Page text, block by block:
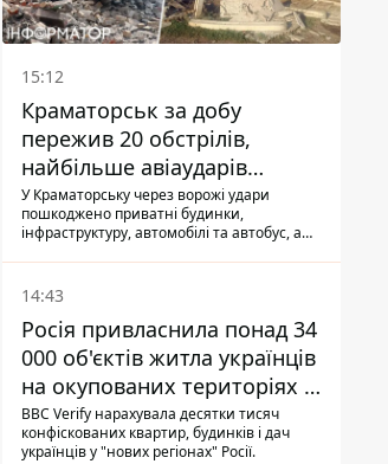
15:12
Краматорськ за добу
пережив 20 обстрілів,
найбільше авіаударів
КАБ-250
У Краматорську через ворожі удари
пошкоджено приватні будинки,
інфраструктуру, автомобілі та автобус, а
14:43
Росія привласнила понад 34
000 об'єктів житла українців
на окупованих територіях -
розслідування BBC
BBC Verify нарахувала десятки тисяч
конфіскованих квартир, будинків і дач
українців у "нових регіонах" Росії.